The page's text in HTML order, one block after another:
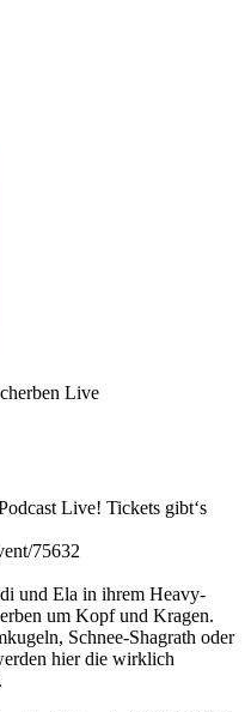
Live
Live! Tickets gibt‘s
75632
und Ela in ihrem Heavy-
um Kopf und Kragen.
Schnee-Shagrath oder
hier die wirklich